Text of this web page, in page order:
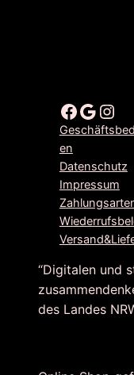
Facebook Google Instagram
en
Datenschutz
Impressum
“Digitalen und
des Landes